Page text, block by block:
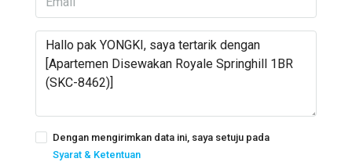
Dengan mengirimkan data ini, saya setuju pada
Syarat & Ketentuan